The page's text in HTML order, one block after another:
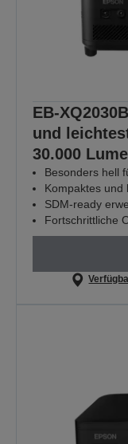
EB-
und
30.000
Besonders hell
Kompaktes und
SDM-ready
Fortschrittliche